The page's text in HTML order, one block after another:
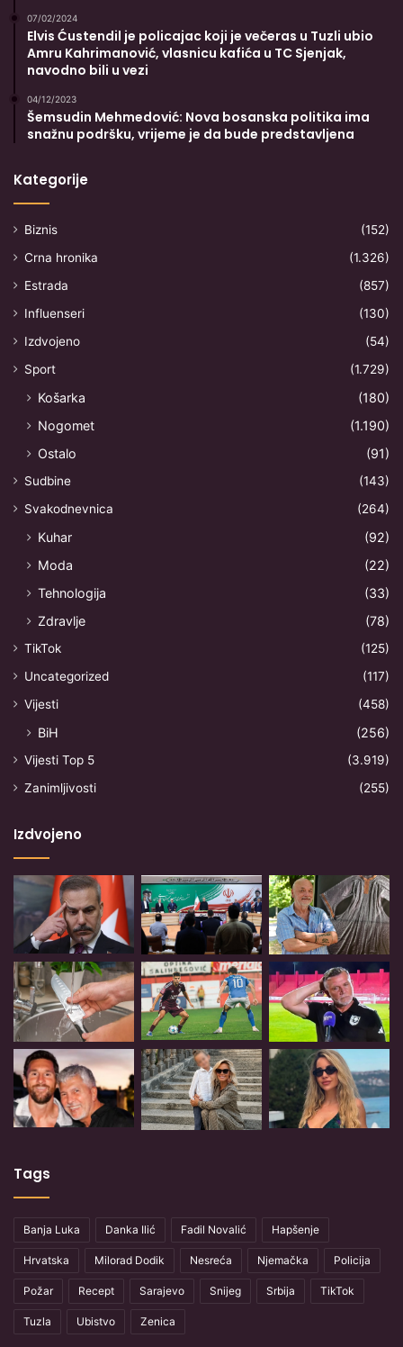
07/02/2024
Elvis Ćustendil je policajac koji je večeras u Tuzli ubio
Amru Kahrimanović, vlasnicu kafića u TC Sjenjak,
navodno bili u vezi
04/12/2023
Šemsudin Mehmedović: Nova bosanska politika ima
snažnu podršku, vrijeme je da bude predstavljena
Kategorije
Biznis
(152)
Crna hronika
(1.326)
Estrada
(857)
Influenseri
(130)
Izdvojeno
(54)
Sport
(1.729)
Košarka
(180)
Nogomet
(1.190)
Ostalo
(91)
Sudbine
(143)
Svakodnevnica
(264)
Kuhar
(92)
Moda
(22)
Tehnologija
(33)
Zdravlje
(78)
TikTok
(125)
Uncategorized
(117)
Vijesti
(458)
BiH (256)
Vijesti Top 5
(3.919)
Zanimljivosti
(255)
Izdvojeno
Tags
Banja Luka Danka Ilić Fadil Novalić Hapšenje
Hrvatska Milorad Dodik Nesreća Njemačka Policija
Požar Recept Sarajevo Snijeg Srbija TikTok
Tuzla Ubistvo Zenica